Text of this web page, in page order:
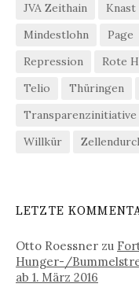
JVA Zeithain
Knast
Mindestlohn
Page
Repression
Rote
Telio
Thüringen
Transparenzinitiative
Willkür
LETZTE
Otto Roessner zu
Hunger-/
ab 1. März 2016